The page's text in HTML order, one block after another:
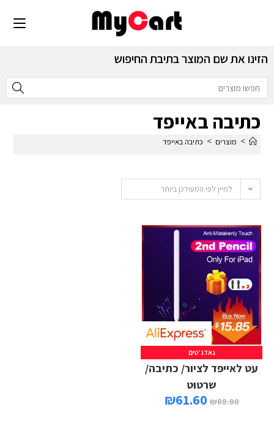
הזינו את שם המוצר בתיבת החיפוש
כתיבה באייפד
> מוצרים > כתיבה באייפד
למיין לפי המעודכן ביותר
גאדג'טים
עט לאייפד לציור/ כתיבה/
שרטוט
₪88.00
₪61.60